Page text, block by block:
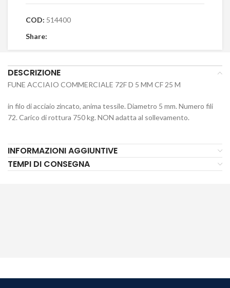
COD: 514400
Share:
DESCRIZIONE
FUNE ACCIAIO COMMERCIALE 72F D 5 MM CF 25 M
in filo di acciaio zincato, anima tessile. Diametro 5 mm. Numero fili
72. Carico di rottura 750 kg. NON adatta al sollevamento.
INFORMAZIONI AGGIUNTIVE
TEMPI DI CONSEGNA